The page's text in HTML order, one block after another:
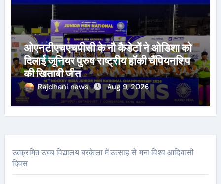
ओएनटीएचएचपीसी के नौ कैडेटों ने ओडिशा को
दिलाई जूनियर पुरुष राष्ट्रीय हॉकी चैंपियनशिप
की खिताबी जीत
Rajdhani news Aug 9, 2026
उत्क्रमित उच्च विद्यालय बरकेला में उत्साह से मना विश्व आदिवासी
दिवस